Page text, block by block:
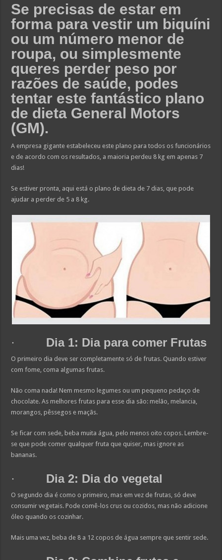
Se precisas de estar em
forma para vestir um biquíni
ou um número menor de
roupa, ou simplesmente
queres perder peso por
razões de saúde, podes
tentar este fantástico plano
de dieta General Motors
(GM).
A empresa gigante estabeleceu este plano para todos os funcionários
e de acordo com os resultados, a maioria perdeu 8 kg em apenas 7
dias!
Se estiver pronta, aqui está o plano de dieta de 7 dias, que pode
ajudar a perder de 5 a 8 kg.
· Dia 1: Dia para comer Frutas
O primeiro dia deve ser completamente só de frutas. Quando estiver
com fome, coma algumas frutas.
Não coma nada! Nem mesmo legumes ou um pequeno pedaço de
chocolate. As melhores frutas para esse dia são: melão, melancia,
morangos, pêssegos e maçãs.
Se ficar com sede, beba muita água, pelo menos oito copos. Lembre-
se que pode comer qualquer fruta que quiser, mas ignore as
bananas.
· Dia 2: Dia do vegetal
O segundo dia é como o primeiro, mas em vez de frutas, só deve
consumir vegetais. Pode comê-los crus ou cozidos, mas não adicione
óleo quando os cozinhar.
Mais uma vez, beba de 8 a 12 copos de água sempre que sentir sede.